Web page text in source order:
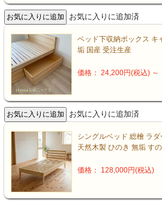
お気に入りに追加済
ベッド下収納ボックス キ
垢 国産 受注生産
価格： 24,200円(税込) ～
お気に入りに追加済
シングルベッド 総檜 ラ
天然木製 ひのき 無垢 す
価格： 128,000円(税込)